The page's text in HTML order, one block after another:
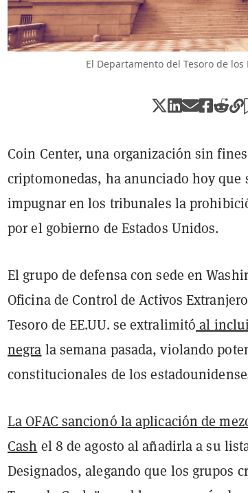
El Departamento del Tesoro de
Coin Center, una organización sin
criptomonedas, ha anunciado hoy que
impugnar en los tribunales la
por el gobierno de Estados Unidos.
El grupo de defensa con sede en
Oficina de Control de Activos
Tesoro de EE.UU. se extralimitó al
negra la semana pasada, violando
constitucionales de los
La OFAC sancionó la aplicación de
Cash el 8 de agosto al añadirla a su
Designados, alegando que los grupos